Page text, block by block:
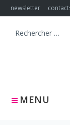
Skip
to
newsletter
MENU
Search